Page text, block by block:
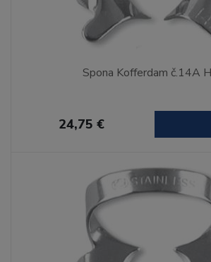
Spona Kofferdam č.14A
24,75 €